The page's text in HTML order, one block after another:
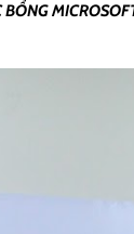
BỔNG